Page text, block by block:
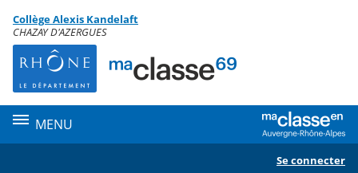
Menu de la rubrique
Contenu
Collège Alexis Kandelaft
CHAZAY D'AZERGUES
MENU
Se connecter